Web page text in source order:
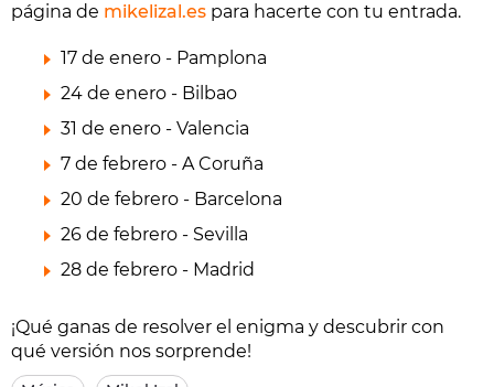
página de mikelizal.es para hacerte con tu entrada.
17 de enero - Pamplona
24 de enero - Bilbao
31 de enero - Valencia
7 de febrero - A Coruña
20 de febrero - Barcelona
26 de febrero - Sevilla
28 de febrero - Madrid
¡Qué ganas de resolver el enigma y descubrir con
qué versión nos sorprende!